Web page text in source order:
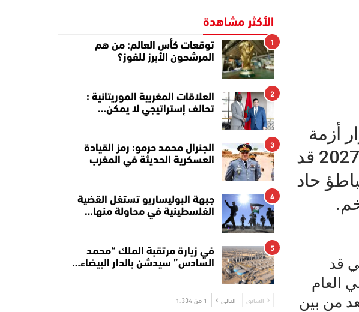
أزمة
الطاقة في الشرق الأوسط حتى النصف الثاني من عام 2027 قد
حاد
قد
1.8 في المائة في العام
من بين
الأكثر مشاهدة
1
توقعات كأس العالم: من هم
المرشحون الأبرز للفوز؟
2
العلاقات المغربية الموريتانية :
تحالف إستراتيجي لا يمكن…
3
الجنرال محمد حرمو: رمز القيادة
العسكرية الحديثة في المغرب
4
جبهة البوليساريو تستغل القضية
الفلسطينية في محاولة منها…
5
في زيارة مرتقبة الملك “محمد
السادس” سيدشن بالدار البيضاء…
السابق التالي 1 من 1٬334